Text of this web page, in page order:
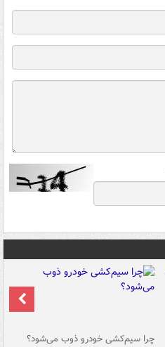
چرا سیم‌کشی خودرو ذوب می‌شود؟